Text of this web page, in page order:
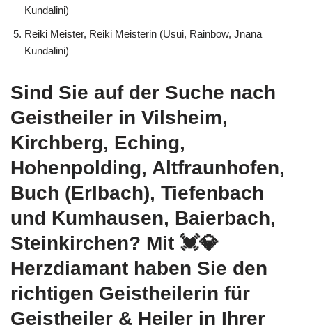
Kundalini)
Reiki Meister, Reiki Meisterin (Usui, Rainbow, Jnana
Kundalini)
Sind Sie auf der Suche nach
Geistheiler in Vilsheim,
Kirchberg, Eching,
Hohenpolding, Altfraunhofen,
Buch (Erlbach), Tiefenbach
und Kumhausen, Baierbach,
Steinkirchen? Mit 💓️💎
Herzdiamant haben Sie den
richtigen Geistheilerin für
Geistheiler & Heiler in Ihrer